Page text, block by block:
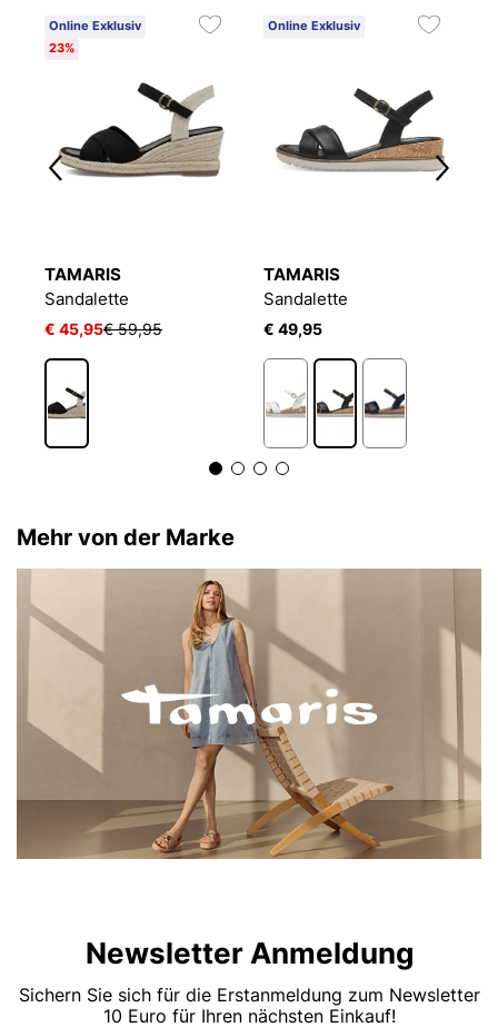
Online Exklusiv
23%
TAMARIS
Sandalette
€ 45,95€ 59,95
Online Exklusiv
TAMARIS
Sandalette
€ 49,95
Mehr von der Marke
Newsletter Anmeldung
Sichern Sie sich für die Erstanmeldung zum Newsletter
10 Euro für Ihren nächsten Einkauf!